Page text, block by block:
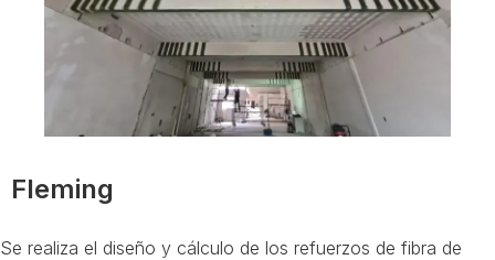
Fleming
Se realiza el diseño y cálculo de los refuerzos de fibra de